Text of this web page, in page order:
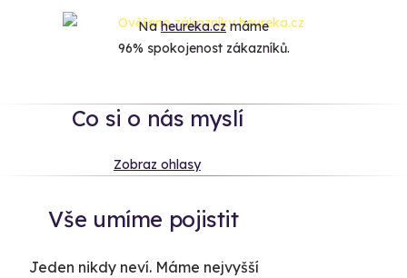
Naheureka.czmáme
96% spokojenost zákazníků.
Co si o nás myslí
Zobraz ohlasy
Vše umíme pojistit
Jeden nikdy neví. Máme nejvyšší